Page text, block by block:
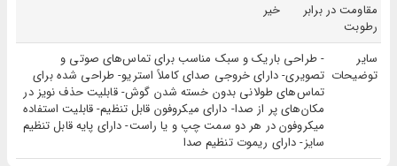
مقاومت در برابر
رطوبت
خیر
سایر
توضیحات
- طراحی باریک و سبک مناسب برای تماس‌های صوتی و
تصویری- دارای خروجی صدای کاملاً استریو- طراحی شده برای
تماس‌های طولانی بدون خسته شدن گوش- قابلیت حذف نویز در
مکان‌های پر از صدا- دارای میکروفون قابل تنظیم- قابلیت استفاده
میکروفون در هر دو سمت چپ و یا راست- دارای پایه قابل تنظیم
سایز- دارای ریموت تنظیم صدا